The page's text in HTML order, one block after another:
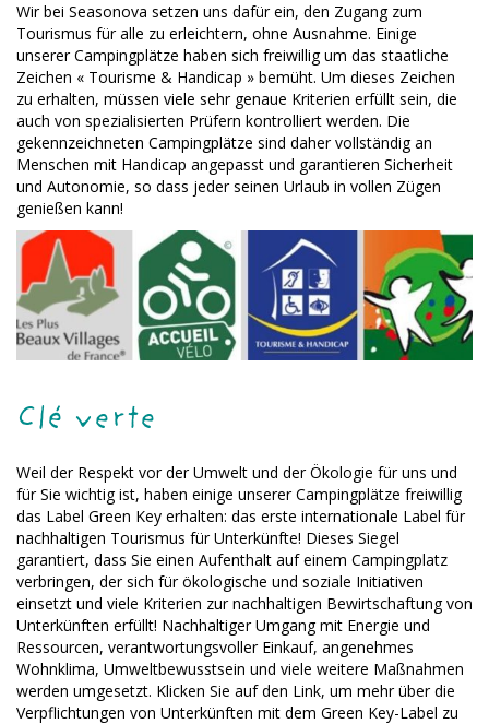
Wir bei Seasonova setzen uns dafür ein, den Zugang zum
Tourismus für alle zu erleichtern, ohne Ausnahme. Einige
unserer Campingplätze haben sich freiwillig um das staatliche
Zeichen « Tourisme & Handicap » bemüht. Um dieses Zeichen
zu erhalten, müssen viele sehr genaue Kriterien erfüllt sein, die
auch von spezialisierten Prüfern kontrolliert werden. Die
gekennzeichneten Campingplätze sind daher vollständig an
Menschen mit Handicap angepasst und garantieren Sicherheit
und Autonomie, so dass jeder seinen Urlaub in vollen Zügen
genießen kann!
Clé verte
Weil der Respekt vor der Umwelt und der Ökologie für uns und
für Sie wichtig ist, haben einige unserer Campingplätze freiwillig
das Label Green Key erhalten: das erste internationale Label für
nachhaltigen Tourismus für Unterkünfte! Dieses Siegel
garantiert, dass Sie einen Aufenthalt auf einem Campingplatz
verbringen, der sich für ökologische und soziale Initiativen
einsetzt und viele Kriterien zur nachhaltigen Bewirtschaftung von
Unterkünften erfüllt! Nachhaltiger Umgang mit Energie und
Ressourcen, verantwortungsvoller Einkauf, angenehmes
Wohnklima, Umweltbewusstsein und viele weitere Maßnahmen
werden umgesetzt. Klicken Sie auf den Link, um mehr über die
Verpflichtungen von Unterkünften mit dem Green Key-Label zu